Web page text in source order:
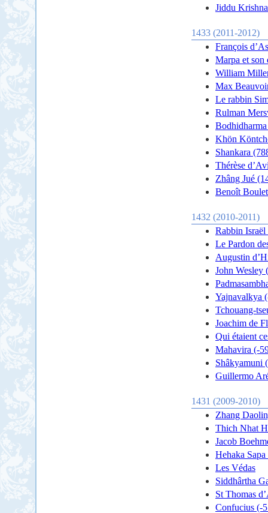
Jiddu
1433 (2011-2012)
François
Marpa et
William
Max
Le rabbin
Rulman
Khön
Shankara
Thérèse
Zhâng Jué
Benoît
1432 (2010-2011)
Rabbin
Le Pardon
Augustin
John Wesley
Yajnavalkya
Tchouang-
Joachim de
Qui étaient
Mahavira (-
Shâkyamuni
Guillermo
1431 (2009-2010)
Zhang
Thich Nhat
Jacob
Hehaka
Les Védas
Siddhârtha
St Thomas
Confucius (-